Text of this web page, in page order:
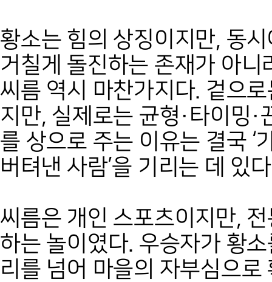
황소는 힘의 상징이지만, 동
거칠게 돌진하는 존재가 아
씨름 역시 마찬가지다. 겉으
지만, 실제로는 균형·타이밍
를 상으로 주는 이유는 결국 ‘
버텨낸 사람’을 기리는 데 있
씨름은 개인 스포츠이지만,
하는 놀이였다. 우승자가 황
리를 넘어 마을의 자부심으